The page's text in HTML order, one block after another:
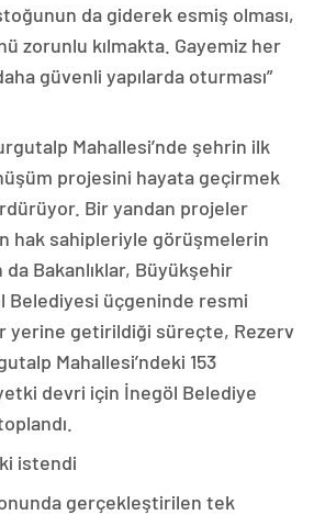
da giderek esmiş olması,
zorunlu kılmakta. Gayemiz her
güvenli yapılarda oturması”
Mahallesi’nde şehrin ilk
projesini hayata geçirmek
Bir yandan projeler
hak sahipleriyle görüşmelerin
da Bakanlıklar, Büyükşehir
Belediyesi üçgeninde resmi
yerine getirildiği süreçte, Rezerv
Mahallesi’ndeki 153
devri için İnegöl Belediye
istendi
gerçekleştirilen tek